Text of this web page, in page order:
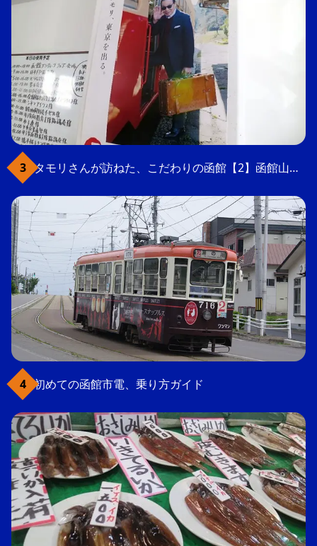
タモリさんが訪ねた、こだわりの函館【2】函館山の軍事要塞跡
初めての函館市電、乗り方ガイド